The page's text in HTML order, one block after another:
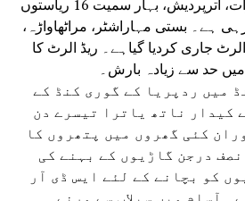
ہے۔ مدھیہ پردیش گجرات، اترپردیش، بہار سمیت 16 ریاستوں
ہے۔ بستی مہاراشٹر، مراٹھاواڑہ،
الرٹ جاری کردیا گیاہے۔ ریڈ الرٹ کا
میں ردپریا کے گوری کنڈ کے
کیدار ناتھ یاترا تیسرے دن
کئی گھروں میں پتھروں کا
درجن گاڑیوں کے بہنے کی
کو بچانے کے لئے ایس ڈی آر